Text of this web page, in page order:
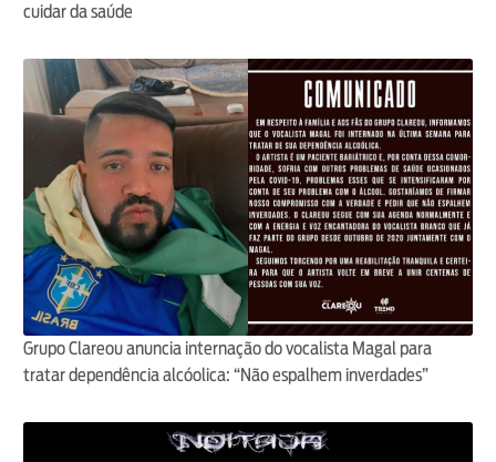
cuidar da saúde
Grupo Clareou anuncia internação do vocalista Magal para
tratar dependência alcóolica: “Não espalhem inverdades”